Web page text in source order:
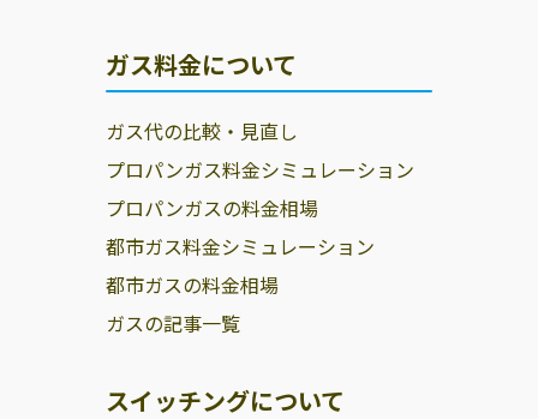
ガス料金について
ガス代の比較・見直し
プロパンガス料金シミュレーション
プロパンガスの料金相場
都市ガス料金シミュレーション
都市ガスの料金相場
ガスの記事一覧
スイッチングについて